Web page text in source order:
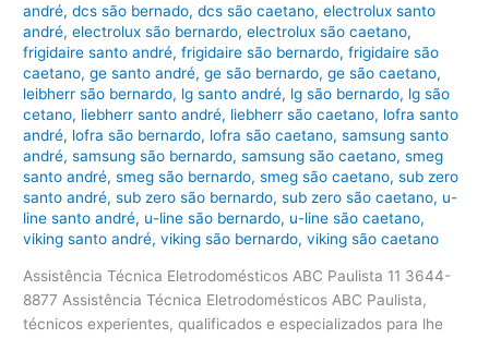
andré,dcs são bernado,dcs são caetano,electrolux santo
andré,electrolux são bernardo,electrolux são caetano,
frigidaire santo andré,frigidaire são bernardo,frigidaire são
caetano,ge santo andré,ge são bernardo,ge são caetano,
leibherr são bernardo, lg santo andré, lg são bernardo, lg são
cetano, liebherr santo andré, liebherr são caetano, lofra santo
andré, lofra são bernardo, lofra são caetano,samsung santo
andré,samsung são bernardo,samsung são caetano,smeg
santo andré,smeg são bernardo,smeg são caetano,sub zero
santo andré,sub zero são bernardo,sub zero são caetano, u-
line santo andré, u-line são bernardo, u-line são caetano,
viking santo andré,viking são bernardo,viking são caetano
Assistência Técnica Eletrodomésticos ABC Paulista 11 3644-
8877 Assistência Técnica Eletrodomésticos ABC Paulista,
técnicos experientes, qualificados e especializados para lhe